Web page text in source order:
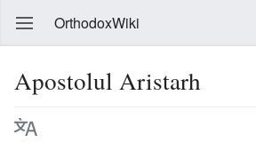
OrthodoxWiki
Apostolul Aristarh